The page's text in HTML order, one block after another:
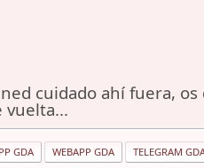
cuidado ahí fuera,
vuelta...
GDA WEBAPP GDA TELEGRAM